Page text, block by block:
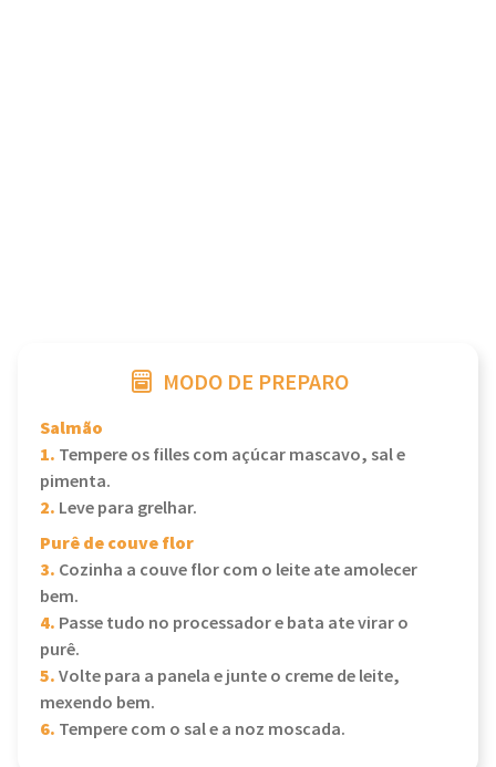
MODO DE PREPARO
Salmão
1. Tempere os filles com açúcar mascavo, sal e
pimenta.
2. Leve para grelhar.
Purê de couve flor
3. Cozinha a couve flor com o leite ate amolecer
bem.
4. Passe tudo no processador e bata ate virar o
purê.
5.Volte para a panela e junte o creme de leite,
mexendo bem.
6. Tempere com o sal e a noz moscada.